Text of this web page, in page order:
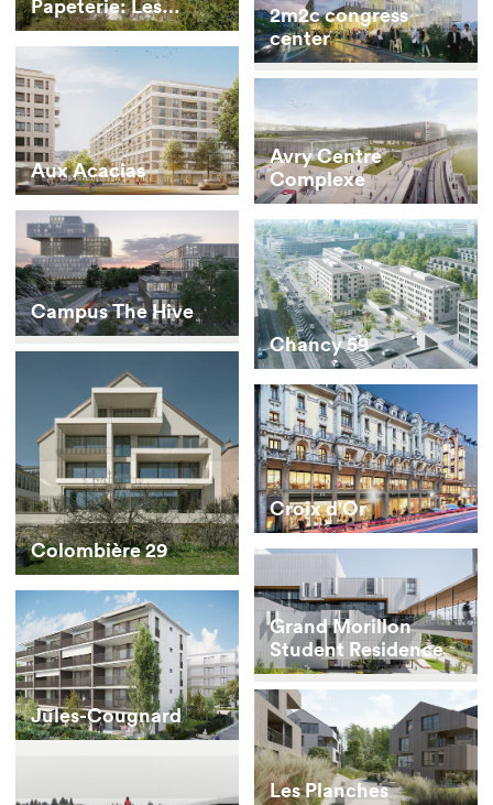
Berges
2m2c congress
center
Aux Acacias
Avry Centre
Complexe
Campus The Hive
Chancy 59
Colombière 29
Croix d'Or
Grand Morillon
Student Residence
Jules-Cougnard
Les Planches